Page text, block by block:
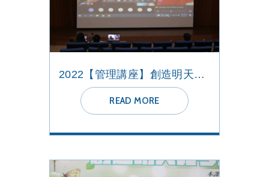
2022【管理講座】創造明天比今天更好的世界
READ MORE